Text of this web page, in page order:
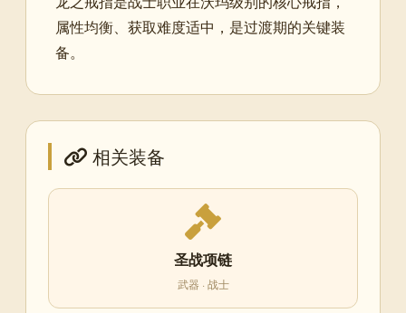
属性均衡、获取难度适中，是过渡期的关键装
备。
相关装备
圣战项链
武器 · 战士